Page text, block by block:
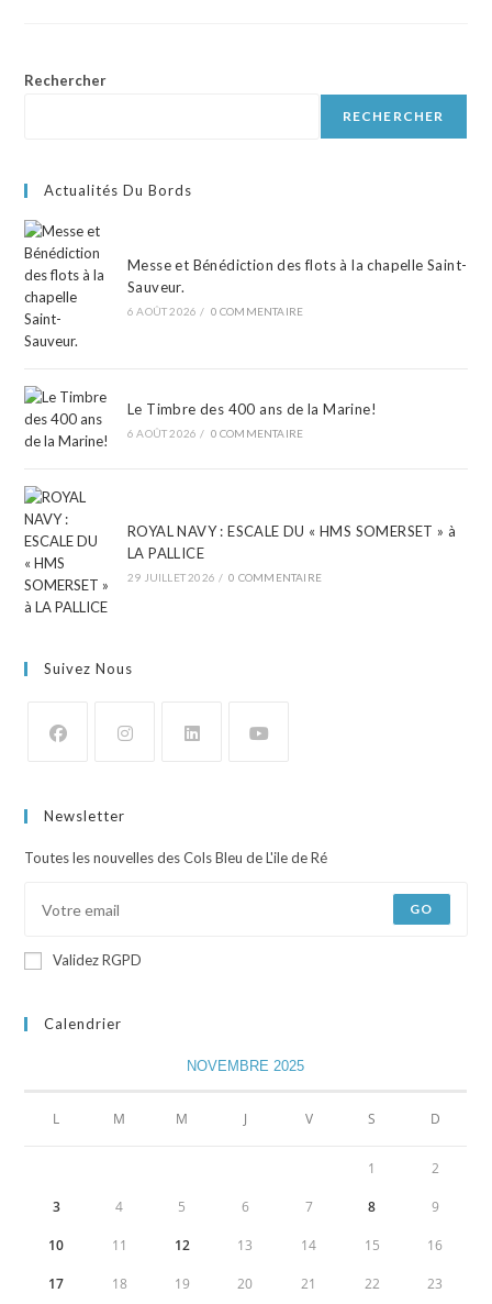
Rechercher
RECHERCHER
Actualités Du Bords
Messe et Bénédiction des flots à la chapelle Saint-
Sauveur.
6 AOÛT 2026 / 0 COMMENTAIRE
Le Timbre des 400 ans de la Marine!
6 AOÛT 2026 / 0 COMMENTAIRE
ROYAL NAVY : ESCALE DU « HMS SOMERSET » à
LA PALLICE
29 JUILLET 2026 / 0 COMMENTAIRE
Suivez Nous
Newsletter
Toutes les nouvelles des Cols Bleu de L'ile de Ré
GO
Validez RGPD
Calendrier
NOVEMBRE 2025
L M M J V S D
1 2
3 4 5 6 7 8 9
10 11 12 13 14 15 16
17 18 19 20 21 22 23